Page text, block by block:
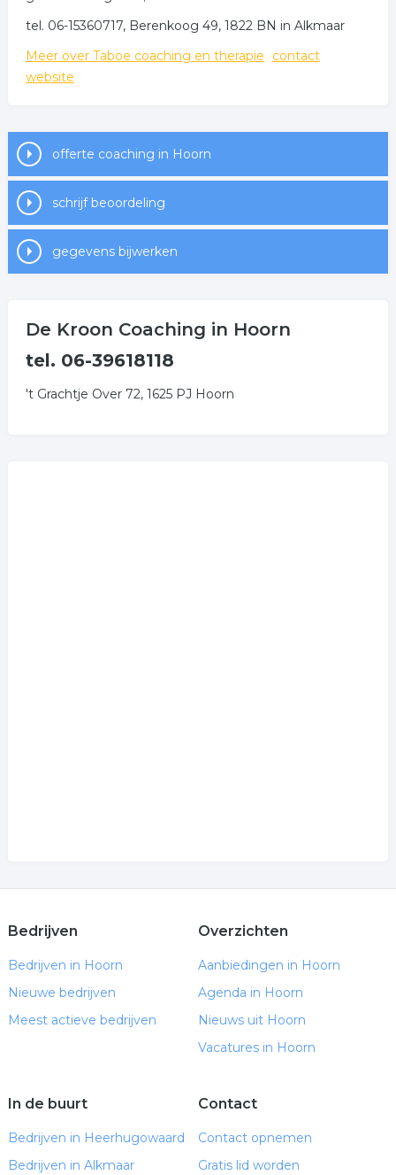
tel. 06-15360717, Berenkoog 49, 1822 BN in Alkmaar
Meer over Taboe coaching en therapie
contact
website
offerte coaching in Hoorn
schrijf beoordeling
gegevens bijwerken
De Kroon Coaching in Hoorn
tel. 06-39618118
't Grachtje Over 72, 1625 PJ Hoorn
Bedrijven
Bedrijven in Hoorn
Nieuwe bedrijven
Meest actieve bedrijven
Overzichten
Aanbiedingen in Hoorn
Agenda in Hoorn
Nieuws uit Hoorn
Vacatures in Hoorn
In de buurt
Bedrijven in Heerhugowaard
Bedrijven in Alkmaar
Contact
Contact opnemen
Gratis lid worden